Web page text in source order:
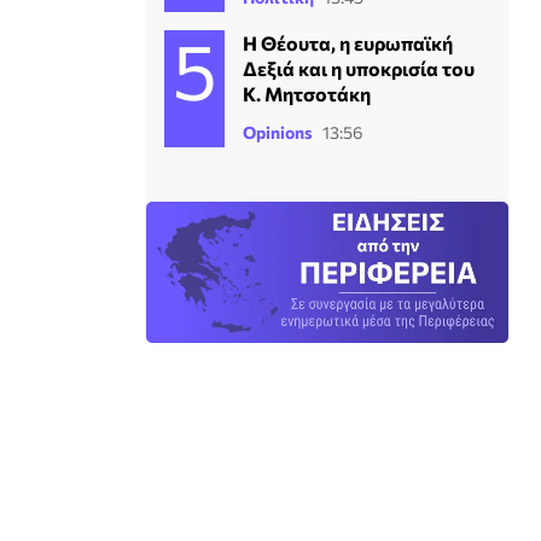
Η Θέουτα, η ευρωπαϊκή
Δεξιά και η υποκρισία του
Κ. Μητσοτάκη
Opinions 13:56